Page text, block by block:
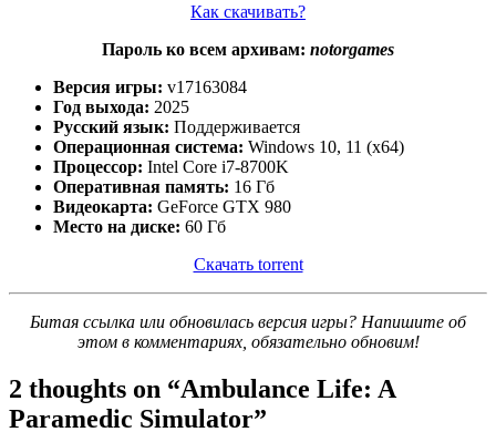
Как скачивать?
Пароль ко всем архивам: notorgames
Версия игры: v17163084
Год выхода: 2025
Русский язык: Поддерживается
Операционная система: Windows 10, 11 (x64)
Процессор: Intel Core i7-8700K
Оперативная память: 16 Гб
Видеокарта: GeForce GTX 980
Место на диске: 60 Гб
Скачать torrent
Битая ссылка или обновилась версия игры? Напишите об
этом в комментариях, обязательно обновим!
2 thoughts on “Ambulance Life: A
Paramedic Simulator”